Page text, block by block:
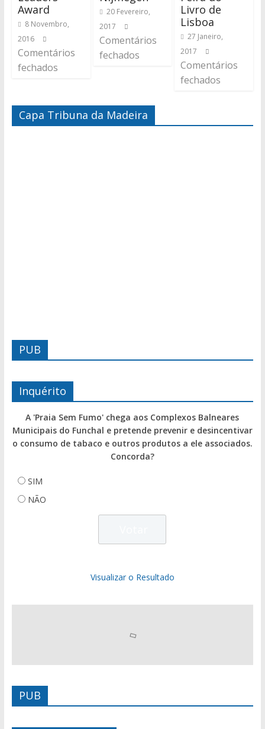
Award
8 Novembro,
2016
Comentários
fechados
20 Fevereiro,
2017
Comentários
fechados
Livro de
Lisboa
27 Janeiro,
2017
Comentários
fechados
Capa Tribuna da Madeira
PUB
Inquérito
A 'Praia Sem Fumo' chega aos Complexos Balneares
Municipais do Funchal e pretende prevenir e desincentivar
o consumo de tabaco e outros produtos a ele associados.
Concorda?
SIM
NÃO
Visualizar o Resultado
PUB